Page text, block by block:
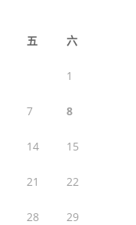
五 六
1
7 8
14 15
21 22
28 29